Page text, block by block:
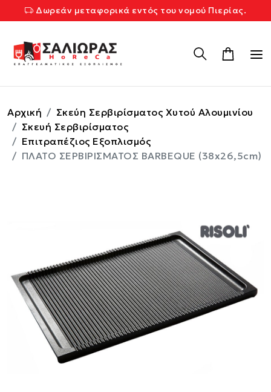
Δωρεάν μεταφορικά εντός του νομού Πιερίας.
Αρχική
Σκεύη Σερβιρίσματος Χυτού Αλουμινίου
Σκευή Σερβιρίσματος
Επιτραπέζιος Εξοπλισμός
ΠΛΑΤΟ ΣΕΡΒΙΡΙΣΜΑΤΟΣ BARBEQUE (38x26,5cm)